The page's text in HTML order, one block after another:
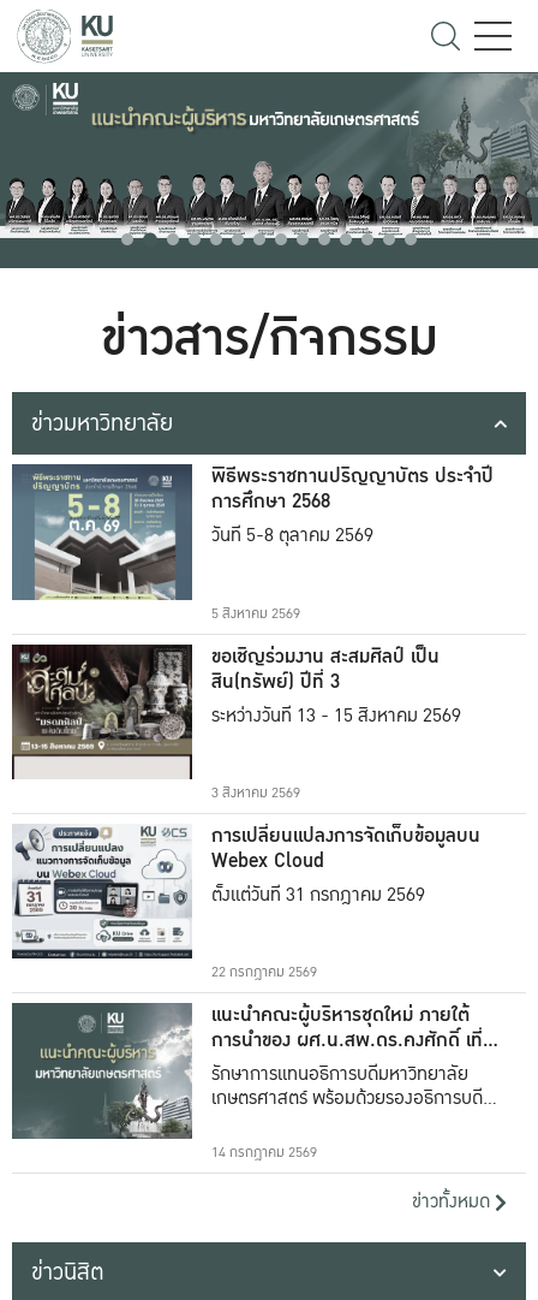
ข่าวสาร/กิจกรรม
ข่าวมหาวิทยาลัย
พิธีพระราชทานปริญญาบัตร ประจำปี
การศึกษา 2568
วันที่ 5-8 ตุลาคม 2569
5 สิงหาคม 2569
ขอเชิญร่วมงาน สะสมศิลป์ เป็น
สิน(ทรัพย์) ปีที่ 3
ระหว่างวันที่ 13 - 15 สิงหาคม 2569
3 สิงหาคม 2569
การเปลี่ยนแปลงการจัดเก็บข้อมูลบน
Webex Cloud
ตั้งแต่วันที่ 31 กรกฎาคม 2569
22 กรกฎาคม 2569
แนะนำคณะผู้บริหารชุดใหม่ ภายใต้
การนำของ ผศ.น.สพ.ดร.คงศักดิ์ เที่ยง
ธรรม
รักษาการแทนอธิการบดีมหาวิทยาลัย
เกษตรศาสตร์ พร้อมด้วยรองอธิการบดีทั้ง
14 กรกฎาคม 2569
ข่าวทั้งหมด
ข่าวนิสิต